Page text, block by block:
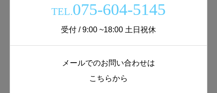
TEL.075-604-5145
受付 / 9:00 ~18:00 土日祝休
メールでのお問い合わせは
こちらから